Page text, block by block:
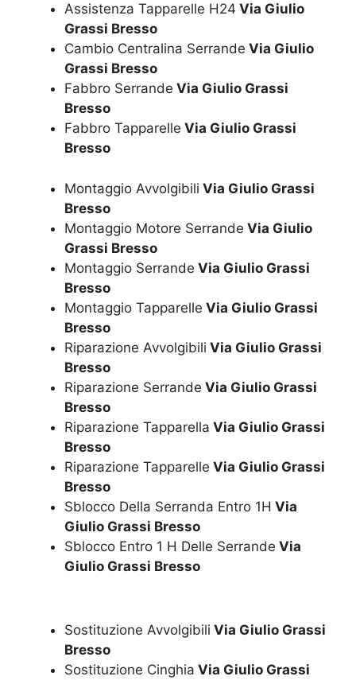
Assistenza Tapparelle H24 Via Giulio
Grassi Bresso
Cambio Centralina Serrande Via Giulio
Grassi Bresso
Fabbro Serrande Via Giulio Grassi
Bresso
Fabbro Tapparelle Via Giulio Grassi
Bresso
Montaggio Avvolgibili Via Giulio Grassi
Bresso
Montaggio Motore Serrande Via Giulio
Grassi Bresso
Montaggio Serrande Via Giulio Grassi
Bresso
Montaggio Tapparelle Via Giulio Grassi
Bresso
Riparazione Avvolgibili Via Giulio Grassi
Bresso
Riparazione Serrande Via Giulio Grassi
Bresso
Riparazione Tapparella Via Giulio Grassi
Bresso
Riparazione Tapparelle Via Giulio Grassi
Bresso
Sblocco Della Serranda Entro 1H Via
Giulio Grassi Bresso
Sblocco Entro 1 H Delle Serrande Via
Giulio Grassi Bresso
Sostituzione Avvolgibili Via Giulio Grassi
Bresso
Sostituzione Cinghia Via Giulio Grassi